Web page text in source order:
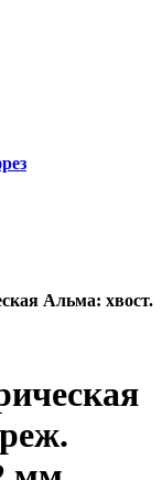
Альма: хвост.